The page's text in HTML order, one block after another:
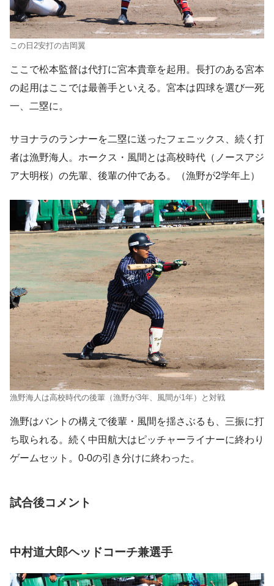
この日2安打の吉岡翼
ここで松本監督は代打に宮本貴章を起用。長打のある宮本
の起用はここでは最善手といえる。宮本は四球を選び一死
一、二塁に。
サヨナラのランナーを二塁に送ったフェニックス、続く打
者は漁野海人。ホークス・風間とは高校時代（ノースアジ
ア大明桜）の先輩、後輩の仲である。（漁野が2学年上）
漁野海人は高校時代の後輩（漁野が3年、風間が1年）と対戦
漁野はバントの構えで後輩・風間を揺さぶるも、三振に打
ち取られる。続く中田航大はピッチャーライナーに終わり
ゲームセット。0-0の引き分けに終わった。
試合後コメント
中村道大郎ヘッドコーチ兼選手